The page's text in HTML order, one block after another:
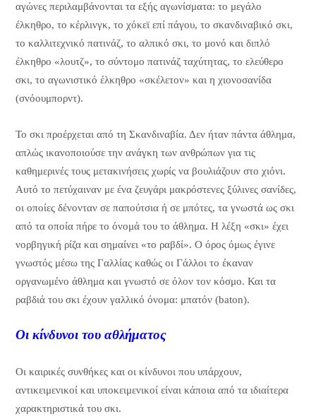
αγώνες περιλαμβάνονται τα εξής αγωνίσματα: το μεγάλο
έλκηθρο, το κέρλινγκ, το χόκεϊ επί πάγου, το σκανδιναβικό σκι,
το καλλιτεχνικό πατινάζ, το αλπικό σκι, το μονό και διπλό
έλκηθρο «λουτζ», το σύντομο πατινάζ ταχύτητας, το ελεύθερο
σκι, το αγωνιστικό έλκηθρο «σκέλετον» και η χιονοσανίδα
(σνόουμπορντ).
Το σκι προέρχεται από τη Σκανδιναβία. Δεν ήταν πάντα άθλημα,
απλώς ικανοποιούσε την ανάγκη των ανθρώπων για τις
καθημερινές τους μετακινήσεις χωρίς να βουλιάζουν στο χιόνι.
Αυτό το πετύχαιναν με ένα ζευγάρι μακρόστενες ξύλινες σανίδες,
οι οποίες δένονταν σε παπούτσια ή σε μπότες, τα γνωστά ως σκι
από τα οποία πήρε το όνομά του το άθλημα. Η λέξη «σκι» έχει
νορβηγική ρίζα και σημαίνει «το ραβδί». Ο όρος όμως έγινε
γνωστός μέσω της Γαλλίας καθώς οι Γάλλοι το έκαναν
οργανωμένο άθλημα και γνωστό σε όλον τον κόσμο. Και τα
ραβδιά του σκι έχουν γαλλικό όνομα: μπατόν (baton).
Οι κίνδυνοι του αθλήματος
Οι καιρικές συνθήκες και οι κίνδυνοι που υπάρχουν,
αντικειμενικοί και υποκειμενικοί είναι κάποια από τα ιδιαίτερα
χαρακτηριστικά του σκι.